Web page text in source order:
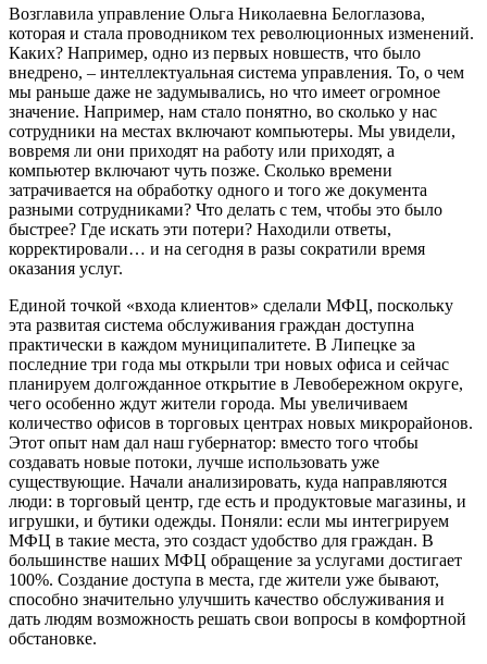
Возглавила управление Ольга Николаевна Белоглазова,
которая и стала проводником тех революционных изменений.
Каких? Например, одно из первых новшеств, что было
внедрено, – интеллектуальная система управления. То, о чем
мы раньше даже не задумывались, но что имеет огромное
значение. Например, нам стало понятно, во сколько у нас
сотрудники на местах включают компьютеры. Мы увидели,
вовремя ли они приходят на работу или приходят, а
компьютер включают чуть позже. Сколько времени
затрачивается на обработку одного и того же документа
разными сотрудниками? Что делать с тем, чтобы это было
быстрее? Где искать эти потери? Находили ответы,
корректировали… и на сегодня в разы сократили время
оказания услуг.
Единой точкой «входа клиентов» сделали МФЦ, поскольку
эта развитая система обслуживания граждан доступна
практически в каждом муниципалитете. В Липецке за
последние три года мы открыли три новых офиса и сейчас
планируем долгожданное открытие в Левобережном округе,
чего особенно ждут жители города. Мы увеличиваем
количество офисов в торговых центрах новых микрорайонов.
Этот опыт нам дал наш губернатор: вместо того чтобы
создавать новые потоки, лучше использовать уже
существующие. Начали анализировать, куда направляются
люди: в торговый центр, где есть и продуктовые магазины, и
игрушки, и бутики одежды. Поняли: если мы интегрируем
МФЦ в такие места, это создаст удобство для граждан. В
большинстве наших МФЦ обращение за услугами достигает
100%. Создание доступа в места, где жители уже бывают,
способно значительно улучшить качество обслуживания и
дать людям возможность решать свои вопросы в комфортной
обстановке.